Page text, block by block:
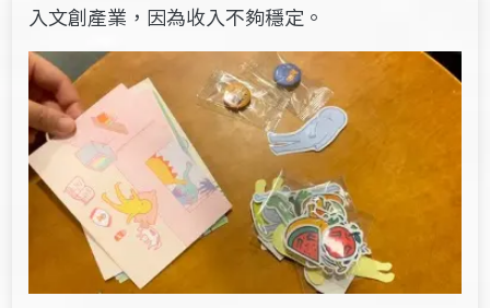
入文創產業，因為收入不夠穩定。